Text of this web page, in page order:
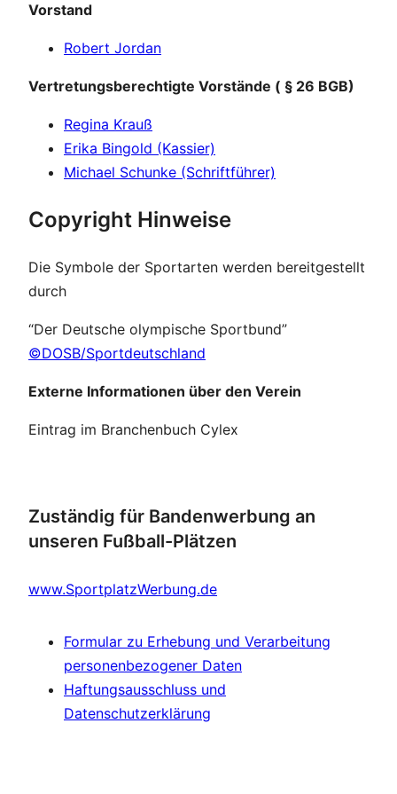
Vorstand
Robert Jordan
Vertretungsberechtigte Vorstände ( § 26 BGB)
Regina Krauß
Erika Bingold (Kassier)
Michael Schunke (Schriftführer)
Copyright Hinweise
Die Symbole der Sportarten werden bereitgestellt
durch
“Der Deutsche olympische Sportbund”
©DOSB/Sportdeutschland
Externe Informationen über den Verein
Eintrag im Branchenbuch Cylex
Zuständig für Bandenwerbung an
unseren Fußball-Plätzen
www.SportplatzWerbung.de
Formular zu Erhebung und Verarbeitung
personenbezogener Daten
Haftungsausschluss und
Datenschutzerklärung